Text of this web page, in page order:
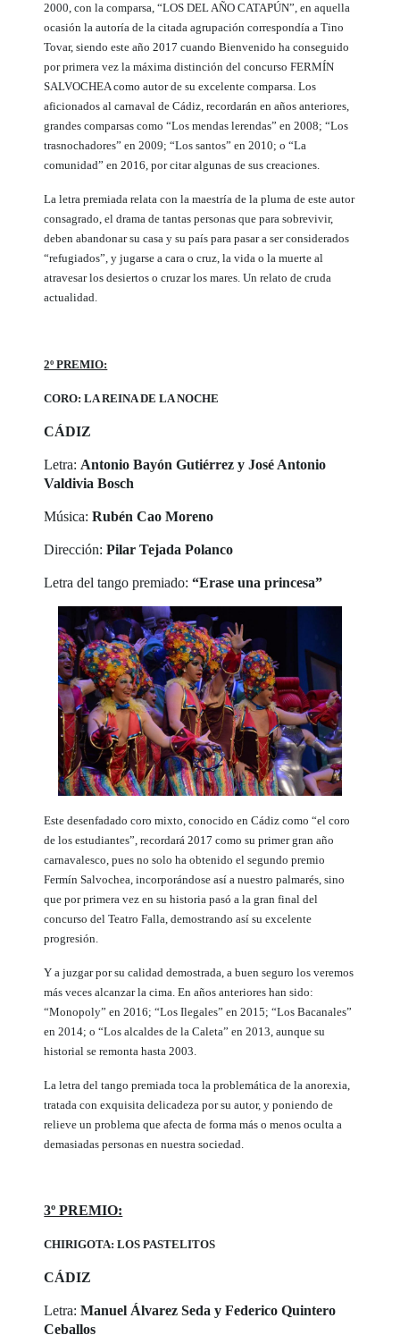
2000, con la comparsa, “LOS DEL AÑO CATAPÚN”, en aquella
ocasión la autoría de la citada agrupación correspondía a Tino
Tovar, siendo este año 2017 cuando Bienvenido ha conseguido
por primera vez la máxima distinción del concurso FERMÍN
SALVOCHEA como autor de su excelente comparsa. Los
aficionados al carnaval de Cádiz, recordarán en años anteriores,
grandes comparsas como “Los mendas lerendas” en 2008; “Los
trasnochadores” en 2009; “Los santos” en 2010; o “La
comunidad” en 2016, por citar algunas de sus creaciones.
La letra premiada relata con la maestría de la pluma de este autor
consagrado, el drama de tantas personas que para sobrevivir,
deben abandonar su casa y su país para pasar a ser considerados
“refugiados”, y jugarse a cara o cruz, la vida o la muerte al
atravesar los desiertos o cruzar los mares. Un relato de cruda
actualidad.
2º PREMIO:
CORO: LA REINA DE LA NOCHE
CÁDIZ
Letra: Antonio Bayón Gutiérrez y José Antonio
Valdivia Bosch
Música:Rubén Cao Moreno
Dirección:Pilar Tejada Polanco
Letra del tango premiado:“Erase una princesa”
Este desenfadado coro mixto, conocido en Cádiz como “el coro
de los estudiantes”, recordará 2017 como su primer gran año
carnavalesco, pues no solo ha obtenido el segundo premio
Fermín Salvochea, incorporándose así a nuestro palmarés, sino
que por primera vez en su historia pasó a la gran final del
concurso del Teatro Falla, demostrando así su excelente
progresión.
Y a juzgar por su calidad demostrada, a buen seguro los veremos
más veces alcanzar la cima. En años anteriores han sido:
“Monopoly” en 2016; “Los Ilegales” en 2015; “Los Bacanales”
en 2014; o “Los alcaldes de la Caleta” en 2013, aunque su
historial se remonta hasta 2003.
La letra del tango premiada toca la problemática de la anorexia,
tratada con exquisita delicadeza por su autor, y poniendo de
relieve un problema que afecta de forma más o menos oculta a
demasiadas personas en nuestra sociedad.
3º PREMIO:
CHIRIGOTA: LOS PASTELITOS
CÁDIZ
Letra:Manuel Álvarez Seda y Federico Quintero
Ceballos